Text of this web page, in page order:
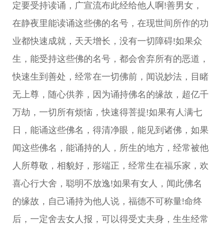
定要受持读诵，广宣流布此经给他人啊!善男女，
在静夜里能读诵这些佛的名号，在现世间所作的功
业都快速成就，天天增长，没有一切障碍!如果众
生，能受持这些佛的名号，都会舍弃所有的恶道，
快速生到善处，经常在一切佛前，闻说妙法，目睹
无上尊，随心供养，因为诵持佛名的缘故，超亿千
万劫，一切所有烦恼，快速得菩提!如果有人满七
日，能诵这些佛名，得清净眼，能见到诸佛，如果
闻这些佛名，能诵持的人，所生的地方，经常被他
人所尊敬，相貌好，形端正，经常生在福乐家，欢
喜心行大舍，聪明不放逸!如果有女人，闻此佛名
的缘故，自己诵持为他人说，福德不可称量!命终
后，一定舍去女人报，可以得受丈夫身，生生经常